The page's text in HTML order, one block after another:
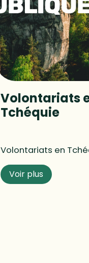
Volontariats
Tchéquie
Volontariats en
Voir plus